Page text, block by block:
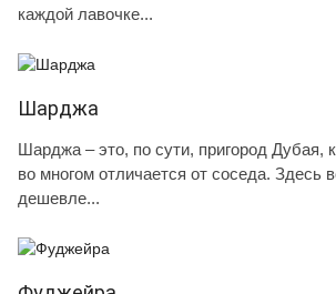
каждой лавочке...
Шарджа
Шарджа – это, по сути, пригород Дубая,
во многом отличается от соседа. Здесь
дешевле...